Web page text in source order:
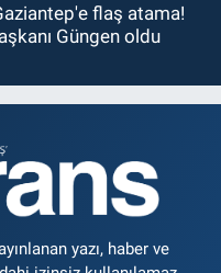
flaş atama!
Güngen oldu
yazı, haber ve